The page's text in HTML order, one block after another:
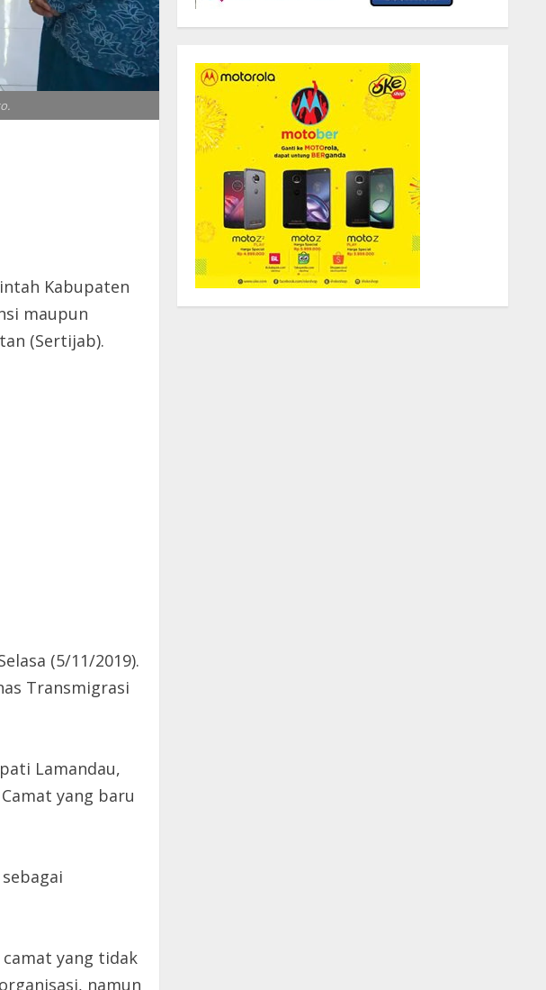
Kabupaten
maupun
(Sertijab).
(5/11/2019).
Transmigrasi
Lamandau,
yang baru
yang tidak
namun